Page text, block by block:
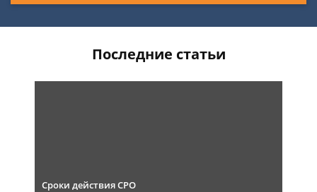
Последние статьи
Сроки действия СРО